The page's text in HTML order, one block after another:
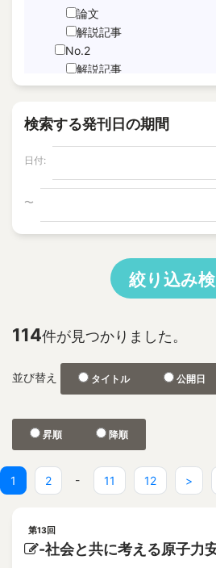
Screening
Time-Series Data Analysis
サブドレン
パルスエコー法、電磁共鳴法
モニタリング
塩分除去
逆浸透膜
"Foaming Prediction AI System
3-D depth acquisition
304SS 316LSS Austenitic Steel
360-degree camera
3D nonlinear FEM
3D photographic measurement
3D reconstruction
3D shape test object
a burnt trace
論文
解説記事
No.2
解説記事
特集記事
No.1
論文
Vol.22
No.3
特集記事
解説記事
No.1
No.2
論文
Vol.21
論文
No.2
検索する発刊日の期間
日付:
〜
絞り込み
114件が見つかりました。
並び替え タイトル 公開日
昇順 降順
1 (current)
2 - 11 12 >
第13回
-社会と共に考える原子力